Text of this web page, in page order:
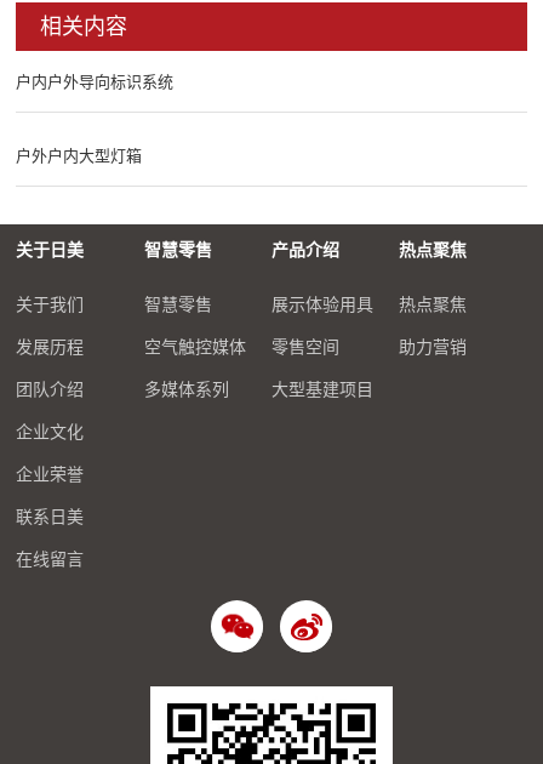
相关内容
户内户外导向标识系统
户外户内大型灯箱
关于日美
关于我们
发展历程
团队介绍
企业文化
企业荣誉
联系日美
在线留言
智慧零售
智慧零售
空气触控媒体
多媒体系列
产品介绍
展示体验用具
零售空间
大型基建项目
热点聚焦
热点聚焦
助力营销